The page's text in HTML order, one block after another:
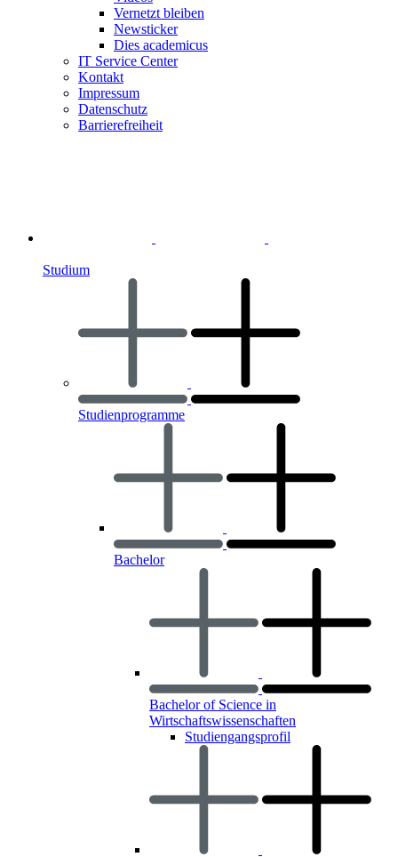
Vernetzt bleiben
Newsticker
Dies academicus
IT Service Center
Kontakt
Impressum
Datenschutz
Barrierefreiheit
Studium
Studienprogramme
Bachelor
Bachelor of Science in
Wirtschaftswissenschaften
Studiengangsprofil